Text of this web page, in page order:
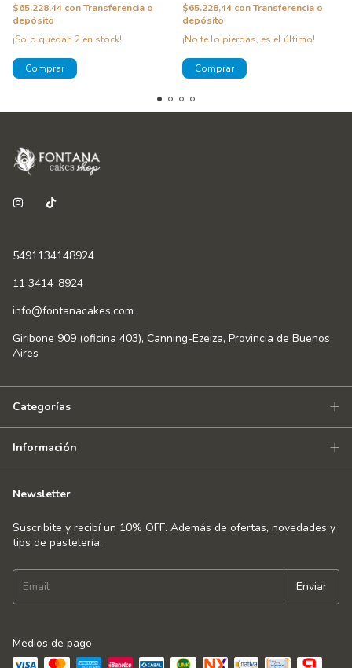
$65.228,44 conTransferencia o
depósito
¡Solo quedan 2 en stock!
$65.228,44 conTransferencia o
depósito
¡No te lo pierdas, es el último!
5491134148924
11 3414-8924
info@fontanacakes.com
Giribone 909 (oficina 403), Canning-Ezeiza, Provincia de Buenos
Aires
Categorías
Información
Newsletter
Suscribite y recibí un 10% OFF. Además de ofertas, novedades y
tips de pastelería.
Medios de pago